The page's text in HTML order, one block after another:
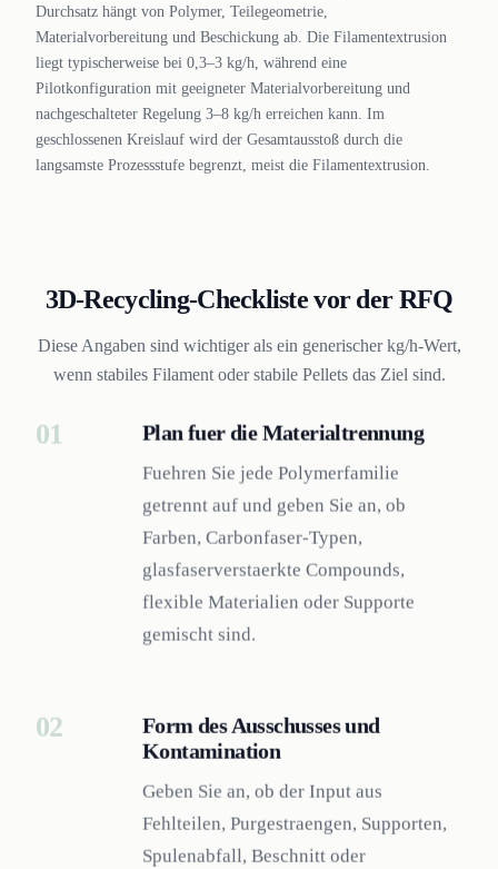
Durchsatz hängt von Polymer, Teilegeometrie,
Materialvorbereitung und Beschickung ab. Die Filamentextrusion
liegt typischerweise bei 0,3–3 kg/h, während eine
Pilotkonfiguration mit geeigneter Materialvorbereitung und
nachgeschalteter Regelung 3–8 kg/h erreichen kann. Im
geschlossenen Kreislauf wird der Gesamtausstoß durch die
langsamste Prozessstufe begrenzt, meist die Filamentextrusion.
3D-Recycling-Checkliste vor der RFQ
Diese Angaben sind wichtiger als ein generischer kg/h-Wert,
wenn stabiles Filament oder stabile Pellets das Ziel sind.
01 Plan fuer die Materialtrennung
Fuehren Sie jede Polymerfamilie
getrennt auf und geben Sie an, ob
Farben, Carbonfaser-Typen,
glasfaserverstaerkte Compounds,
flexible Materialien oder Supporte
gemischt sind.
02
Form des Ausschusses und
Kontamination
Geben Sie an, ob der Input aus
Fehlteilen, Purgestraengen, Supporten,
Spulenabfall, Beschnitt oder